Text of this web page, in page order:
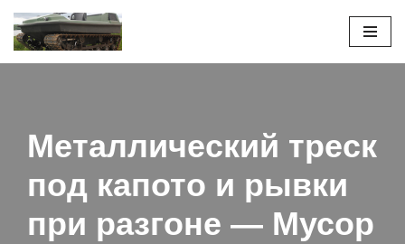
Перейти
Металлический треск
под капото и рывки
при разгоне — Мусор